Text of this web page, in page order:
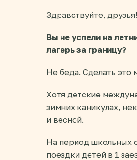
Здравствуйте, друзья!
Вы не успели на
лагерь за границу?
Не беда. Сделать это
Хотя детские
зимних каникулах,
и весной.
На период школьных
поездки детей в 1